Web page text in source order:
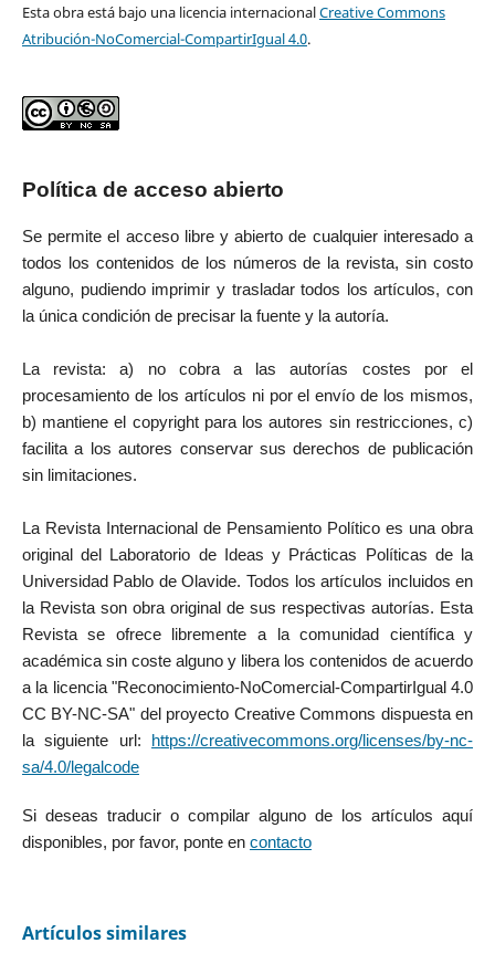
Esta obra está bajo una licencia internacionalCreative Commons
Atribución-NoComercial-CompartirIgual 4.0.
Política de acceso abierto
Se permite el acceso libre y abierto de cualquier interesado a
todos los contenidos de los números de la revista, sin costo
alguno, pudiendo imprimir y trasladar todos los artículos, con
la única condición de precisar la fuente y la autoría.
La revista: a) no cobra a las autorías costes por el
procesamiento de los artículos ni por el envío de los mismos,
b) mantiene el copyright para los autores sin restricciones, c)
facilita a los autores conservar sus derechos de publicación
sin limitaciones.
La Revista Internacional de Pensamiento Político es una obra
original del Laboratorio de Ideas y Prácticas Políticas de la
Universidad Pablo de Olavide. Todos los artículos incluidos en
la Revista son obra original de sus respectivas autorías. Esta
Revista se ofrece libremente a la comunidad científica y
académica sin coste alguno y libera los contenidos de acuerdo
a la licencia "Reconocimiento-NoComercial-CompartirIgual 4.0
CC BY-NC-SA" del proyecto Creative Commons dispuesta en
la siguiente url:
https://creativecommons.org/licenses/by-nc-
sa/4.0/legalcode
Si deseas traducir o compilar alguno de los artículos aquí
disponibles, por favor, ponte en contacto
Artículos similares